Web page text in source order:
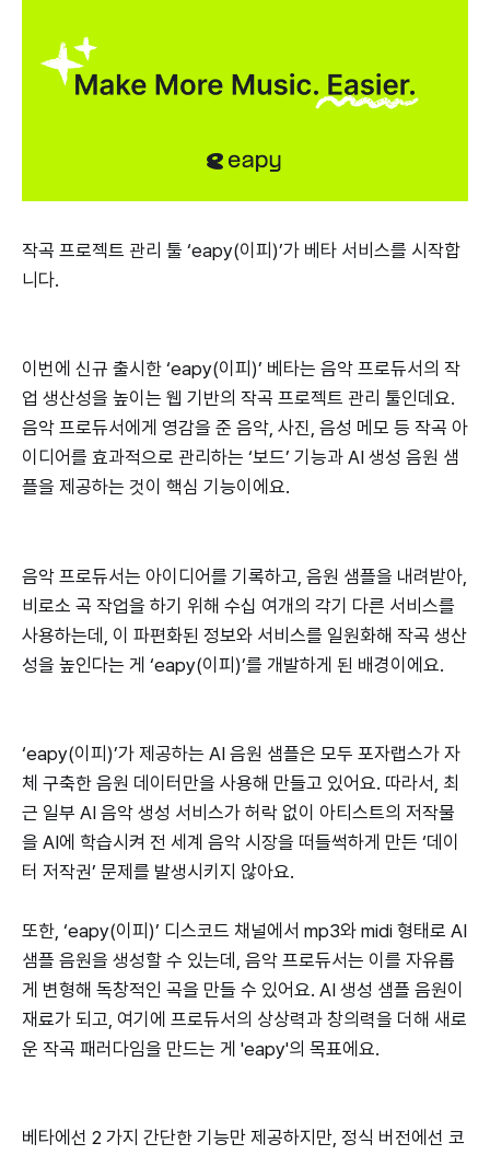
작곡 프로젝트 관리 툴 ‘eapy(이피)’가 베타 서비스를 시작합
니다.
이번에 신규 출시한 ‘eapy(이피)’ 베타는 음악 프로듀서의 작
업 생산성을 높이는 웹 기반의 작곡 프로젝트 관리 툴인데요.
음악 프로듀서에게 영감을 준 음악, 사진, 음성 메모 등 작곡 아
이디어를 효과적으로 관리하는 ‘보드’ 기능과 AI 생성 음원 샘
플을 제공하는 것이 핵심 기능이에요.
음악 프로듀서는 아이디어를 기록하고, 음원 샘플을 내려받아,
비로소 곡 작업을 하기 위해 수십 여개의 각기 다른 서비스를
사용하는데, 이 파편화된 정보와 서비스를 일원화해 작곡 생산
성을 높인다는 게 ‘eapy(이피)’를 개발하게 된 배경이에요.
‘eapy(이피)’가 제공하는 AI 음원 샘플은 모두 포자랩스가 자
체 구축한 음원 데이터만을 사용해 만들고 있어요. 따라서, 최
근 일부 AI 음악 생성 서비스가 허락 없이 아티스트의 저작물
을 AI에 학습시켜 전 세계 음악 시장을 떠들썩하게 만든 ‘데이
터 저작권’ 문제를 발생시키지 않아요.
또한, ‘eapy(이피)’ 디스코드 채널에서 mp3와 midi 형태로 AI
샘플 음원을 생성할 수 있는데, 음악 프로듀서는 이를 자유롭
게 변형해 독창적인 곡을 만들 수 있어요. AI 생성 샘플 음원이
재료가 되고, 여기에 프로듀서의 상상력과 창의력을 더해 새로
운 작곡 패러다임을 만드는 게 'eapy'의 목표에요.
베타에선 2 가지 간단한 기능만 제공하지만, 정식 버전에선 코